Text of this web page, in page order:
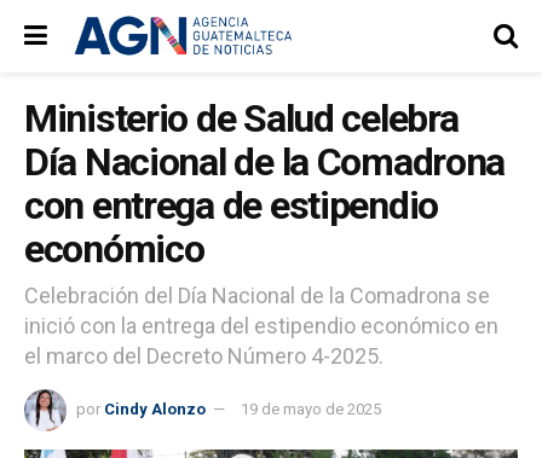
Ministerio de Salud celebra
Día Nacional de la Comadrona
con entrega de estipendio
económico
Celebración del Día Nacional de la Comadrona se
inició con la entrega del estipendio económico en
el marco del Decreto Número 4-2025.
por Cindy Alonzo 19 de mayo de 2025